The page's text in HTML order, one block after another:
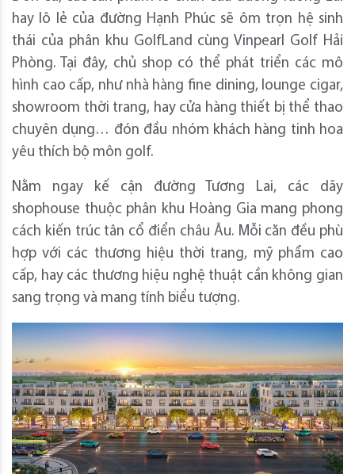
hay lô lẻ của đường Hạnh Phúc sẽ ôm trọn hệ sinh
thái của phân khu GolfLand cùng Vinpearl Golf Hải
Phòng. Tại đây, chủ shop có thể phát triển các mô
hình cao cấp, như nhà hàng fine dining, lounge cigar,
showroom thời trang, hay cửa hàng thiết bị thể thao
chuyên dụng… đón đầu nhóm khách hàng tinh hoa
yêu thích bộ môn golf.
Nằm ngay kế cận đường Tương Lai, các dãy
shophouse thuộc phân khu Hoàng Gia mang phong
cách kiến trúc tân cổ điển châu Âu. Mỗi căn đều phù
hợp với các thương hiệu thời trang, mỹ phẩm cao
cấp, hay các thương hiệu nghệ thuật cần không gian
sang trọng và mang tính biểu tượng.